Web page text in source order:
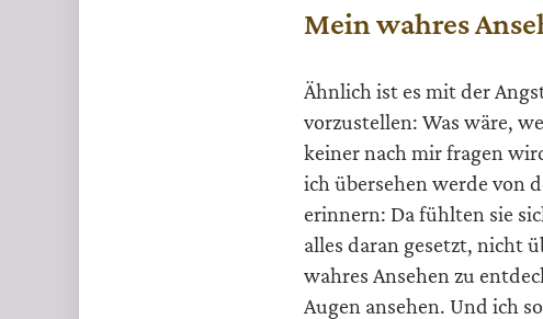
Mein wahres
Ähnlich ist es mit der
vorzustellen: Was wäre,
keiner nach mir fragen
ich übersehen werde von
erinnern: Da fühlten sie
alles daran gesetzt, nicht
wahres Ansehen zu
Augen ansehen. Und ich